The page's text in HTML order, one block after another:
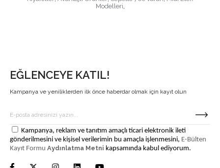
Modelleri,
EĞLENCEYE KATIL!
Kampanya ve yeniliklerden ilk önce haberdar olmak için kayıt olun
Kampanya, reklam ve tanıtım amaçlı ticari elektronik ileti
gönderilmesini ve kişisel verilerimin bu amaçla işlenmesini, E-Bülten
Kayıt Formu Aydınlatma Metni kapsamında kabul ediyorum.